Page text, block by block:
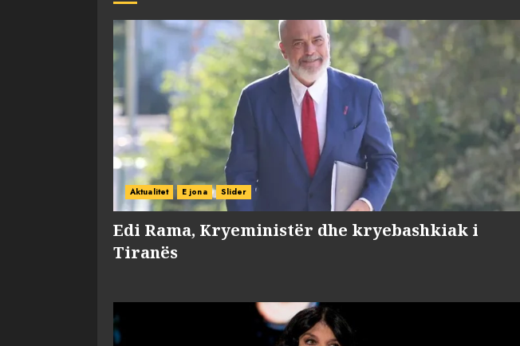
Aktualitet E jona Slider
Edi Rama, Kryeministër dhe kryebashkiak i
Tiranës